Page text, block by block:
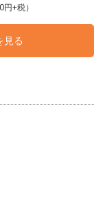
+税）
見る